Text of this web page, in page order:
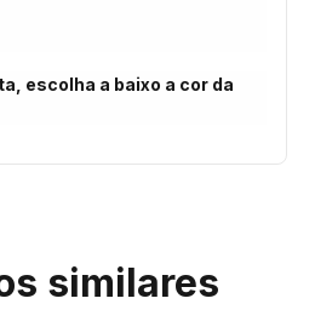
escolha a baixo a cor da
similares